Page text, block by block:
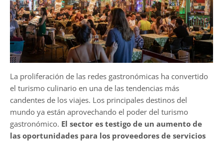
La proliferación de las redes gastronómicas ha convertido
el turismo culinario en una de las tendencias más
candentes de los viajes. Los principales destinos del
mundo ya están aprovechando el poder del turismo
gastronómico. El sector es testigo de un aumento de
las oportunidades para los proveedores de servicios